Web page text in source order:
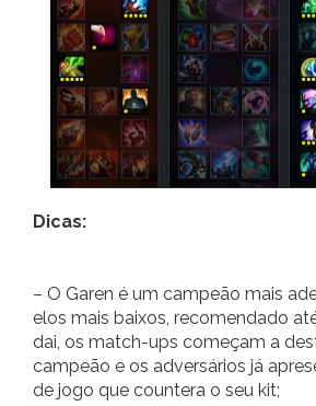
Dicas:
– O Garen é um campeão mais
elos mais baixos, recomendado
dai, os match-ups começam a
campeão e os adversários já
de jogo que countera o seu kit;